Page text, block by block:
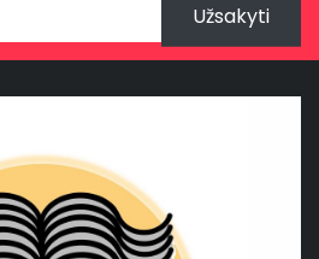
Užsakyti